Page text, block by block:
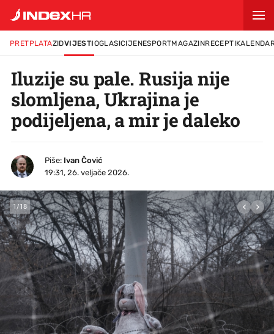
PRETPLATAZIDVIJESTIOGLASICIJENESPORTMAGAZINRECEPTI
Iluzije su pale. Rusija nije
slomljena, Ukrajina je
podijeljena, a mir je daleko
Piše: Ivan Čović
19:31, 26. veljače 2026.
1/18